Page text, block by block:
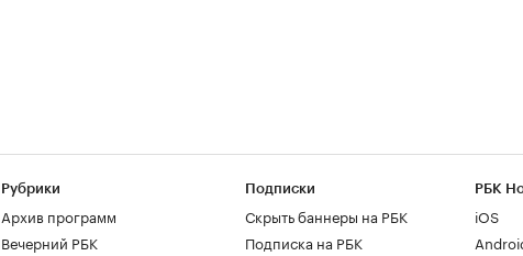
Рубрики
Архив программ
Вечерний РБК
Подписки
Скрыть баннеры на РБК
Подписка на РБК
РБК
iOS